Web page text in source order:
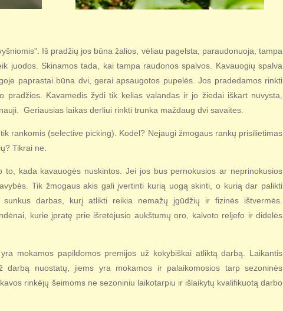
Iš pradžių jos būna žalios, vėliau pagelsta, paraudonuoja, tampa
juodos. Skinamos tada, kai tampa raudonos spalvos. Kavauogių spalva
paprastai būna dvi, gerai apsaugotos pupelės. Jos pradedamos rinkti
pradžios. Kavamedis žydi tik kelias valandas ir jo žiedai iškart nuvysta,
Geriausias laikas derliui rinkti trunka maždaug dvi savaites.
rankomis (selective picking). Kodėl? Nejaugi žmogaus rankų prisilietimas
Tikrai ne.
to, kada kavauogės nuskintos. Jei jos bus pernokusios ar neprinokusios
Tik žmogaus akis gali įvertinti kurią uogą skinti, o kurią dar palikti
darbas, kurį atlikti reikia nemažų įgūdžių ir fizinės ištvermės.
kurie įpratę prie išretėjusio aukštumų oro, kalvoto reljefo ir didelės
mokamos papildomos premijos už kokybiškai atliktą darbą. Laikantis
darbą nuostatų, jiems yra mokamos ir palaikomosios tarp sezoninės
rinkėjų šeimoms ne sezoniniu laikotarpiu ir išlaikytų kvalifikuotą darbo